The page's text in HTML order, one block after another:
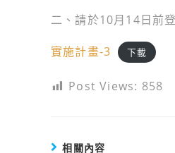
二、請於10月14日前
實施計畫-3 下載
Post Views: 858
相關內容